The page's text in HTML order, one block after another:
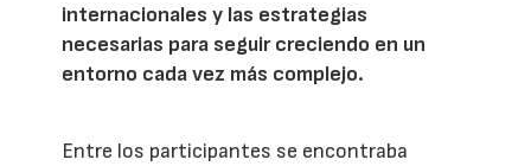
internacionales y las estrategias
necesarias para seguir creciendo en un
entorno cada vez más complejo.
Entre los participantes se encontraba